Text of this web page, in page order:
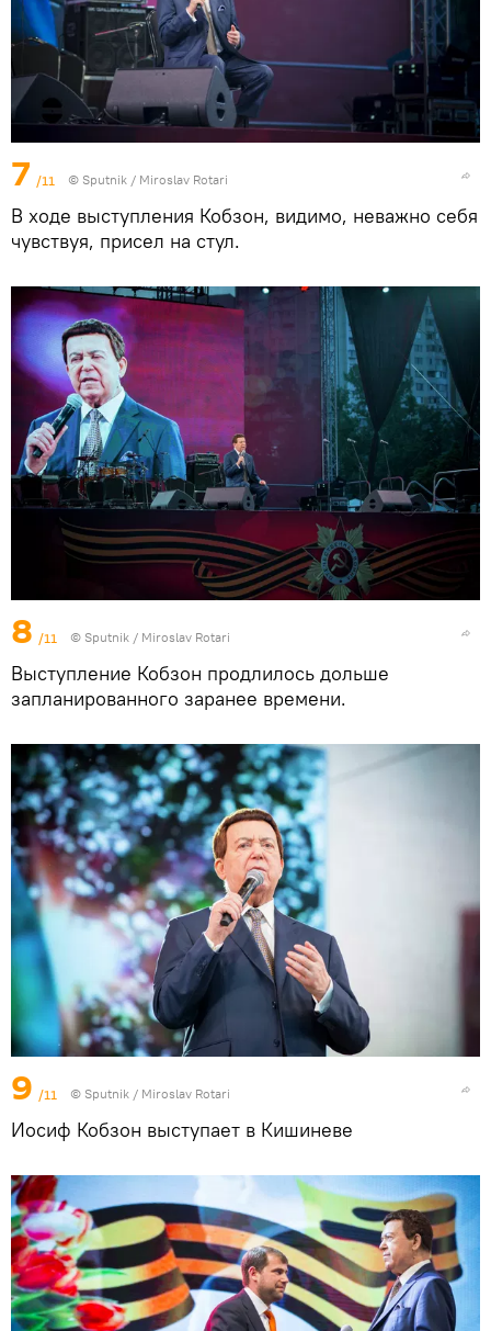
7 /11 © Sputnik / Miroslav Rotari
В ходе выступления Кобзон, видимо, неважно себя
чувствуя, присел на стул.
8 /11 © Sputnik / Miroslav Rotari
Выступление Кобзон продлилось дольше
запланированного заранее времени.
9 /11 © Sputnik / Miroslav Rotari
Иосиф Кобзон выступает в Кишиневе